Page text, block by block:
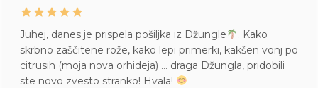
je prispela pošiljka iz Džungle
. Kako
zaščitene rože, kako lepi primerki, kakšen vonj po
(moja nova orhideja) … draga Džungla, pridobili
zvesto stranko! Hvala!